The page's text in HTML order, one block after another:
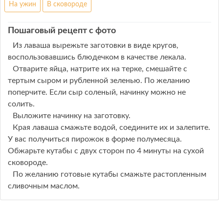
На ужин В сковороде
Пошаговый рецепт с фото
Из лаваша вырежьте заготовки в виде кругов,
воспользовавшись блюдечком в качестве лекала.
Отварите яйца, натрите их на терке, смешайте с
тертым сыром и рубленной зеленью. По желанию
поперчите. Если сыр соленый, начинку можно не
солить.
Выложите начинку на заготовку.
Края лаваша смажьте водой, соедините их и залепите.
У вас получиться пирожок в форме полумесяца.
Обжарьте кутабы с двух сторон по 4 минуты на сухой
сковороде.
По желанию готовые кутабы смажьте растопленным
сливочным маслом.